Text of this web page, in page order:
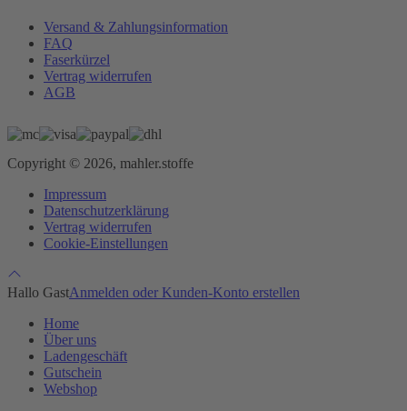
Versand & Zahlungsinformation
FAQ
Faserkürzel
Vertrag widerrufen
AGB
Copyright © 2026, mahler.stoffe
Impressum
Datenschutzerklärung
Vertrag widerrufen
Cookie-Einstellungen
Hallo GastAnmelden oder Kunden-Konto erstellen
Home
Über uns
Ladengeschäft
Gutschein
Webshop